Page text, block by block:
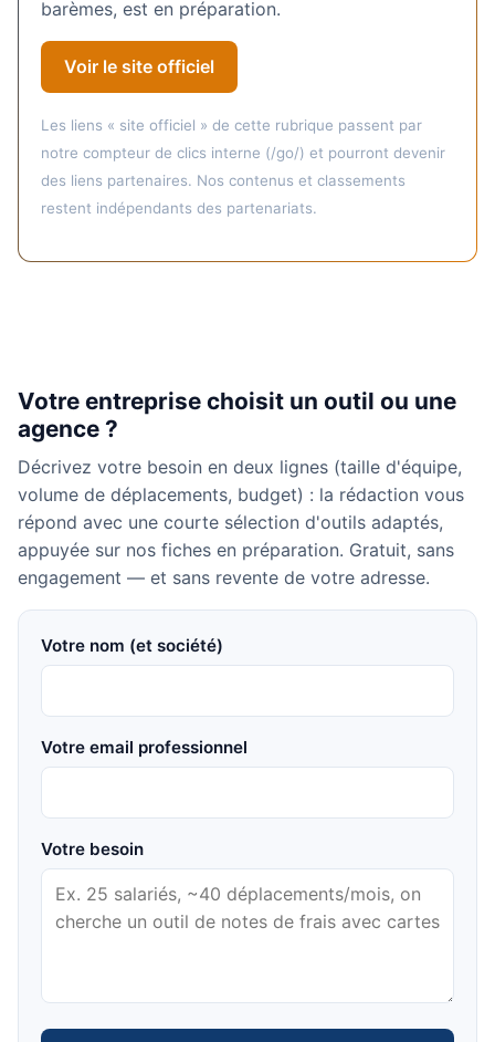
barèmes, est en préparation.
Voir le site officiel
Les liens « site officiel » de cette rubrique passent par
notre compteur de clics interne (/go/) et pourront devenir
des liens partenaires. Nos contenus et classements
restent indépendants des partenariats.
Votre entreprise choisit un outil ou une
agence ?
Décrivez votre besoin en deux lignes (taille d'équipe,
volume de déplacements, budget) : la rédaction vous
répond avec une courte sélection d'outils adaptés,
appuyée sur nos fiches en préparation. Gratuit, sans
engagement — et sans revente de votre adresse.
Votre nom (et société)
Votre email professionnel
Votre besoin